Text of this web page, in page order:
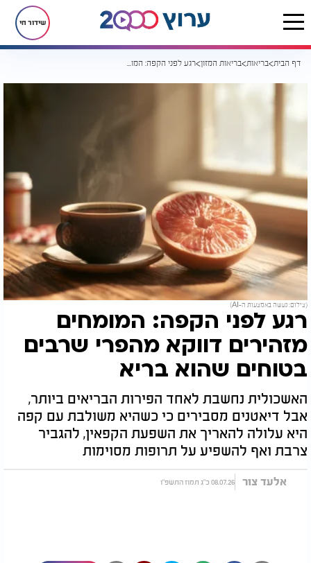
שידור חי
דף הבית בריאות בריאות המזון רגע לפני הקפה: המומחים מזהירים דווקא מהפרי שרבים בטוחים שהוא בריא
(צילום: נעשה באמצעות ה-AI)
רגע לפני הקפה: המומחים
מזהירים דווקא מהפרי שרבים
בטוחים שהוא בריא
האשכולית נחשבת לאחד הפירות הבריאים ביותר,
אבל דיאטנים מסבירים כי כשהיא משולבת עם קפה
היא עלולה להאריך את השפעת הקפאין, להגביר
צרבת ואף להשפיע על תרופות מסוימות
אלעד צור 08.07.26 כ"ג תמוז התשפ"ו